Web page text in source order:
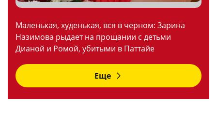
Маленькая, худенькая, вся в черном: Зарина
Назимова рыдает на прощании с детьми
Дианой и Ромой, убитыми в Паттайе
Еще